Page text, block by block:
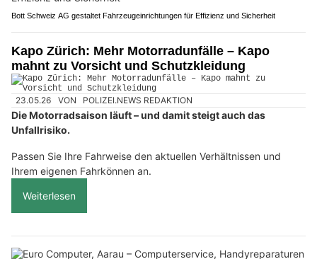
Bott Schweiz AG gestaltet Fahrzeugeinrichtungen für Effizienz und Sicherheit
Kapo Zürich: Mehr Motorradunfälle – Kapo
mahnt zu Vorsicht und Schutzkleidung
23.05.26 VON POLIZEI.NEWS REDAKTION
Die Motorradsaison läuft – und damit steigt auch das
Unfallrisiko.
Passen Sie Ihre Fahrweise den aktuellen Verhältnissen und
Ihrem eigenen Fahrkönnen an.
Weiterlesen